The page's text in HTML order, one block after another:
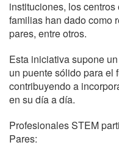
instituciones, los
familias han dado como
pares, entre otros.
Esta iniciativa supone
un puente sólido para el
contribuyendo a
en su día a día.
Profesionales STEM
Pares: